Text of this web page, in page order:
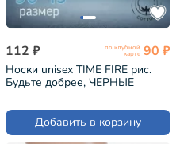
112 ₽ по клубной
карте 90 ₽
Носки unisex TIME FIRE рис.
Будьте добрее, ЧЕРНЫЕ
Добавить в корзину